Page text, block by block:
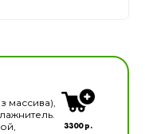
инструментов
массива),
3300 р.